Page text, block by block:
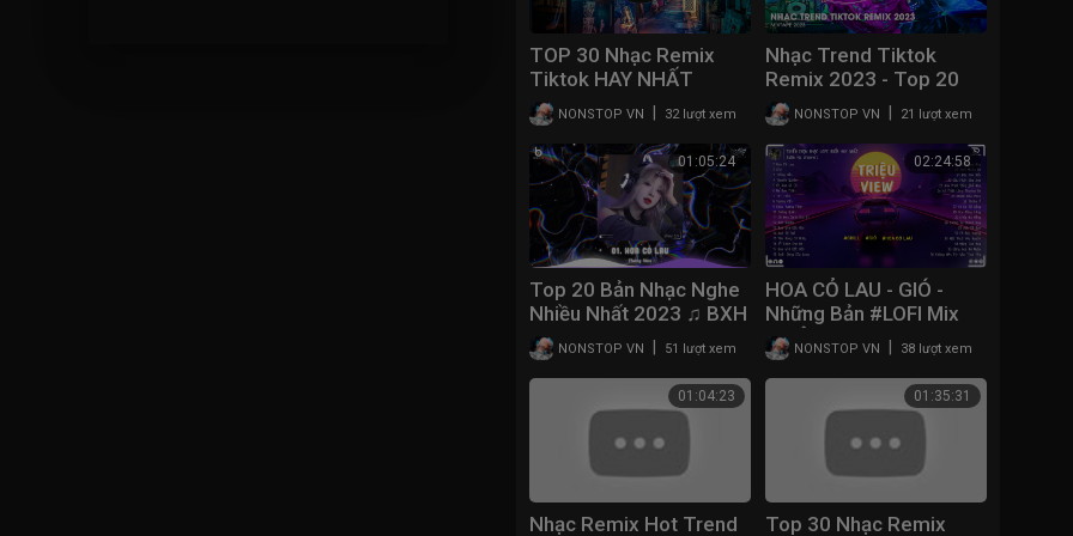
TOP 30 Nhạc Remix
Tiktok HAY NHẤT
2023: Khúc Vương Tình,
Hoa Cỏ Lau, Rượu Mừng
Hóa Người Dưng, Gió
NONSTOP VN 32 lượt xem
Nhạc Trend Tiktok
Remix 2023 - Top 20
Bài Hát Hot Nhất Trên
TikTok - BXH Nhạc Trẻ
Remix Mới Nhất
NONSTOP VN 21 lượt xem
01:05:24
Top 20 Bản Nhạc Nghe
Nhiều Nhất 2023 ♫ BXH
Nhạc Trẻ Remix Hot
TikTok - Nhạc Remix
Hot TikTok 2023
NONSTOP VN 51 lượt xem
02:24:58
HOA CỎ LAU - GIÓ -
Những Bản #LOFI Mix
TRIỆU VIEW Gây Nghiện
Hay Nhất 2023 - Nhạc
Chill Hot TikTok
NONSTOP VN 38 lượt xem
01:04:23
Nhạc Remix Hot Trend
01:35:31
Top 30 Nhạc Remix